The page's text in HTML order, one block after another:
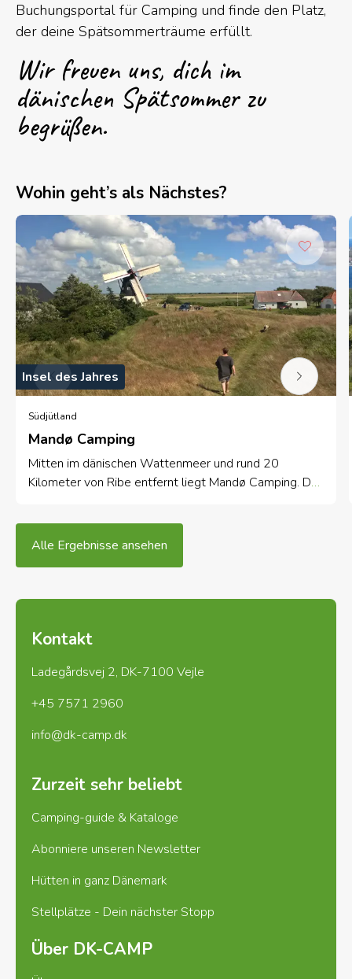
Buchungsportal für Camping und finde den Platz,
der deine Spätsommerträume erfüllt.
Wir freuen uns, dich im
dänischen Spätsommer zu
begrüßen.
Wohin geht’s als Nächstes?
Insel des Jahres
Südjütland
Mandø Camping
Mitten im dänischen Wattenmeer und rund 20
Kilometer von Ribe entfernt liegt Mandø Camping. Der
Alle Ergebnisse ansehen
Kontakt
Ladegårdsvej 2, DK-7100 Vejle
+45 7571 2960
info@dk-camp.dk
Zurzeit sehr beliebt
Camping-guide & Kataloge
Abonniere unseren Newsletter
Hütten in ganz Dänemark
Stellplätze - Dein nächster Stopp
Über DK-CAMP